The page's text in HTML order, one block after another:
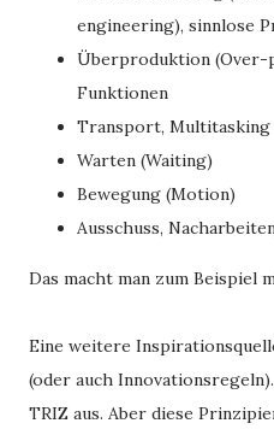
engineering), sinnlose
Überproduktion (Over-
Funktionen
Transport, Multitasking
Warten (Waiting)
Bewegung (Motion)
Ausschuss,
Das macht man zum Beispiel
Eine weitere
(oder auch
TRIZ aus. Aber diese